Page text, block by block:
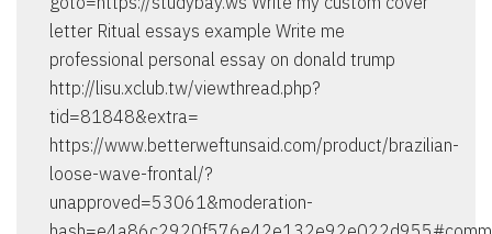
letter Ritual essays example Write me
professional personal essay on donald trump
http://lisu.xclub.tw/viewthread.php?
tid=81848&extra=
https://www.betterweftunsaid.com/product/brazilian-
loose-wave-frontal/?
unapproved=53061&moderation-